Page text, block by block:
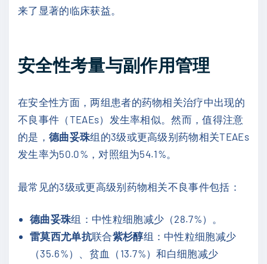
来了显著的临床获益。
安全性考量与副作用管理
在安全性方面，两组患者的药物相关治疗中出现的
不良事件（TEAEs）发生率相似。然而，值得注意
的是， 德曲妥珠组的3级或更高级别药物相关TEAEs
发生率为50.0%，对照组为54.1%。
最常见的3级或更高级别药物相关不良事件包括：
德曲妥珠组：中性粒细胞减少（28.7%）。
雷莫西尤单抗联合紫杉醇组：中性粒细胞减少
（35.6%）、贫血（13.7%）和白细胞减少